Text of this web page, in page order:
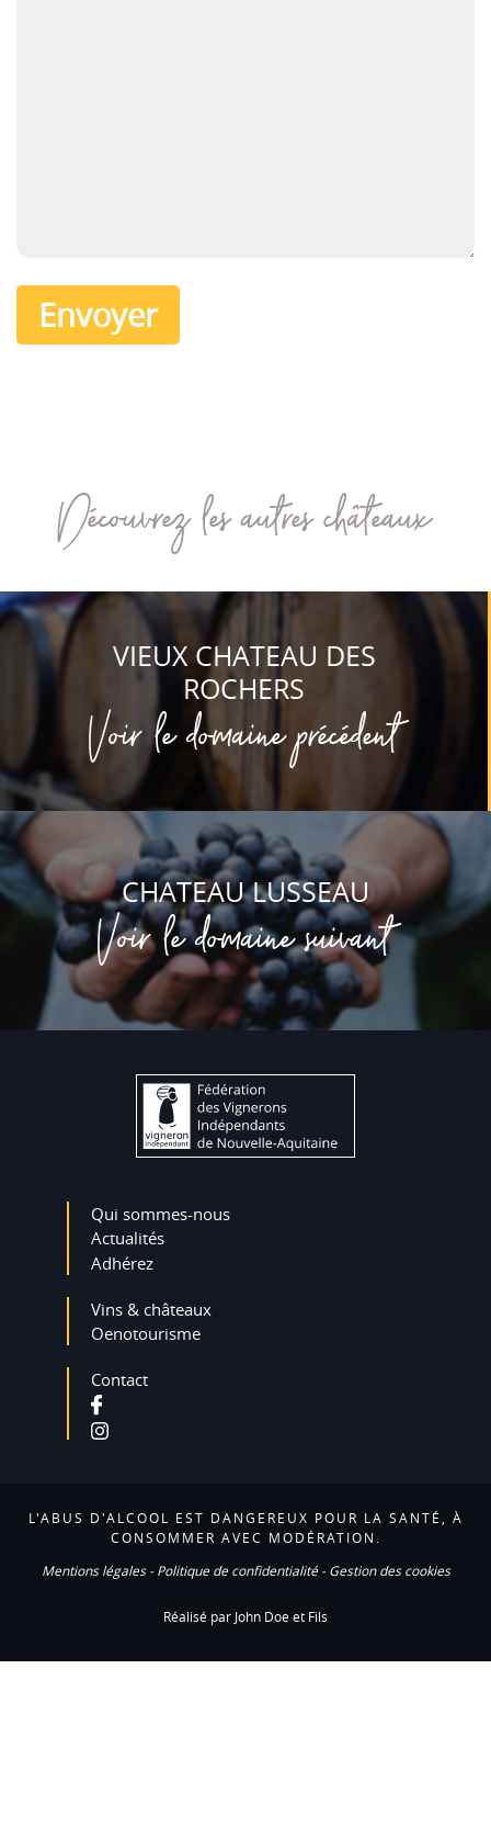
Découvrez les autres châteaux
VIEUX CHATEAU DES
ROCHERS
Voir le domaine précédent
CHATEAU LUSSEAU
Voir le domaine suivant
Qui sommes-nous
Actualités
Adhérez
Vins & châteaux
Oenotourisme
Contact
L'ABUS D'ALCOOL EST DANGEREUX POUR LA SANTÉ, À
CONSOMMER AVEC MODÉRATION.
Mentions légales-Politique de confidentialité-Gestion des cookies
Réalisé par John Doe et Fils